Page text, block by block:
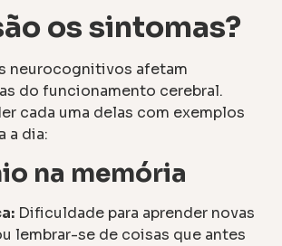
os sintomas?
neurocognitivos afetam
do funcionamento cerebral.
cada uma delas com exemplos
a dia:
na memória
Dificuldade para aprender novas
lembrar-se de coisas que antes